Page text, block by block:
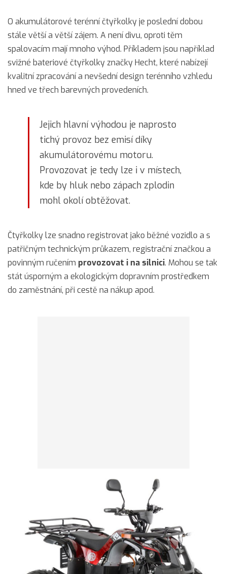
O akumulátorové terénní čtyřkolky je poslední dobou
stále větší a větší zájem. A není divu, oproti těm
spalovacím mají mnoho výhod. Příkladem jsou například
svižné bateriové čtyřkolky značky Hecht, které nabízejí
kvalitní zpracování a nevšední design terénního vzhledu
hned ve třech barevných provedeních.
Jejich hlavní výhodou je naprosto
tichý provoz bez emisí díky
akumulátorovému motoru.
Provozovat je tedy lze i v místech,
kde by hluk nebo zápach zplodin
mohl okolí obtěžovat.
Čtyřkolky lze snadno registrovat jako běžné vozidlo a s
patřičným technickým průkazem, registrační značkou a
povinným ručením provozovat i na silnici. Mohou se tak
stát úsporným a ekologickým dopravním prostředkem
do zaměstnání, při cestě na nákup apod.